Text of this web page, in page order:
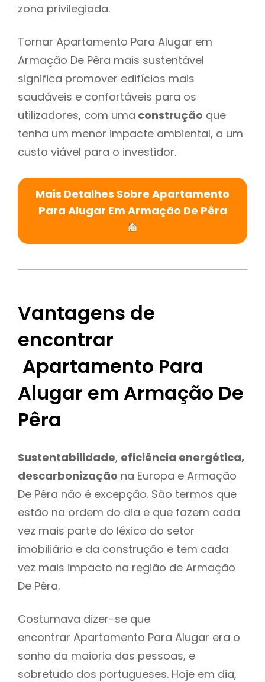
zona privilegiada.
Tornar Apartamento Para Alugar em
Armação De Pêra mais sustentável
significa promover edifícios mais
saudáveis e confortáveis para os
utilizadores, com uma construção que
tenha um menor impacte ambiental, a um
custo viável para o investidor.
Mais Detalhes Sobre Apartamento
Para Alugar Em Armação De Pêra
Vantagens de
encontrar
Apartamento Para
Alugar em Armação De
Pêra
Sustentabilidade, eficiência energética,
descarbonização na Europa e Armação
De Pêra não é excepção. São termos que
estão na ordem do dia e que fazem cada
vez mais parte do léxico do setor
imobiliário e da construção e tem cada
vez mais impacto na região de Armação
De Pêra.
Costumava dizer-se que
encontrar Apartamento Para Alugar era o
sonho da maioria das pessoas, e
sobretudo dos portugueses. Hoje em dia,